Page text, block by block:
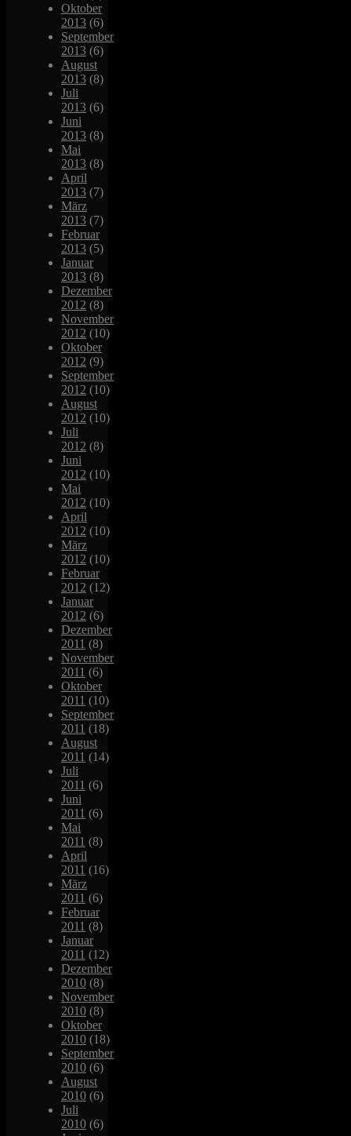
Oktober
2013 (6)
September
2013 (6)
August
2013 (8)
Juli
2013 (6)
Juni
2013 (8)
Mai
2013 (8)
April
2013 (7)
März
2013 (7)
Februar
2013 (5)
Januar
2013 (8)
Dezember
2012 (8)
November
2012 (10)
Oktober
2012 (9)
September
2012 (10)
August
2012 (10)
Juli
2012 (8)
Juni
2012 (10)
Mai
2012 (10)
April
2012 (10)
März
2012 (10)
Februar
2012 (12)
Januar
2012 (6)
Dezember
2011 (8)
November
2011 (6)
Oktober
2011 (10)
September
2011 (18)
August
2011 (14)
Juli
2011 (6)
Juni
2011 (6)
Mai
2011 (8)
April
2011 (16)
März
2011 (6)
Februar
2011 (8)
Januar
2011 (12)
Dezember
2010 (8)
November
2010 (8)
Oktober
2010 (18)
September
2010 (6)
August
2010 (6)
Juli
2010 (6)